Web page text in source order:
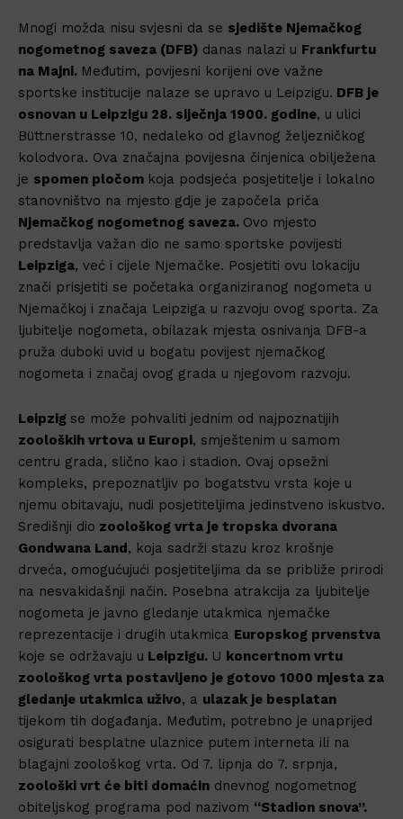
Mnogi možda nisu svjesni da se sjedište Njemačkog
nogometnog saveza (DFB) danas nalazi u Frankfurtu
na Majni. Međutim, povijesni korijeni ove važne
sportske institucije nalaze se upravo u Leipzigu. DFB je
osnovan u Leipzigu 28. siječnja 1900. godine, u ulici
Büttnerstrasse 10, nedaleko od glavnog željezničkog
kolodvora. Ova značajna povijesna činjenica obilježena
je spomen pločom koja podsjeća posjetitelje i lokalno
stanovništvo na mjesto gdje je započela priča
Njemačkog nogometnog saveza. Ovo mjesto
predstavlja važan dio ne samo sportske povijesti
Leipziga, već i cijele Njemačke. Posjetiti ovu lokaciju
znači prisjetiti se početaka organiziranog nogometa u
Njemačkoj i značaja Leipziga u razvoju ovog sporta. Za
ljubitelje nogometa, obilazak mjesta osnivanja DFB-a
pruža duboki uvid u bogatu povijest njemačkog
nogometa i značaj ovog grada u njegovom razvoju.
Leipzig se može pohvaliti jednim od najpoznatijih
zooloških vrtova u Europi, smještenim u samom
centru grada, slično kao i stadion. Ovaj opsežni
kompleks, prepoznatljiv po bogatstvu vrsta koje u
njemu obitavaju, nudi posjetiteljima jedinstveno iskustvo.
Središnji dio zoološkog vrta je tropska dvorana
Gondwana Land, koja sadrži stazu kroz krošnje
drveća, omogućujući posjetiteljima da se približe prirodi
na nesvakidašnji način. Posebna atrakcija za ljubitelje
nogometa je javno gledanje utakmica njemačke
reprezentacije i drugih utakmica Europskog prvenstva
koje se održavaju u Leipzigu. U koncertnom vrtu
zoološkog vrta postavljeno je gotovo 1000 mjesta za
gledanje utakmica uživo, a ulazak je besplatan
tijekom tih događanja. Međutim, potrebno je unaprijed
osigurati besplatne ulaznice putem interneta ili na
blagajni zoološkog vrta. Od 7. lipnja do 7. srpnja,
zoološki vrt će biti domaćin dnevnog nogometnog
obiteljskog programa pod nazivom “Stadion snova”.